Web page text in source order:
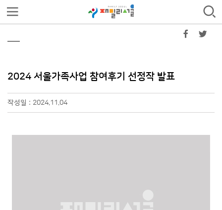
2024 서울가족사업 참여후기 선정작 발표
작성일 : 2024.11.04